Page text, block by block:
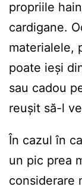
propriile
cardigane.
materialele,
poate ieși
sau cadou
reușit să-l
În cazul în
un pic prea
considerare